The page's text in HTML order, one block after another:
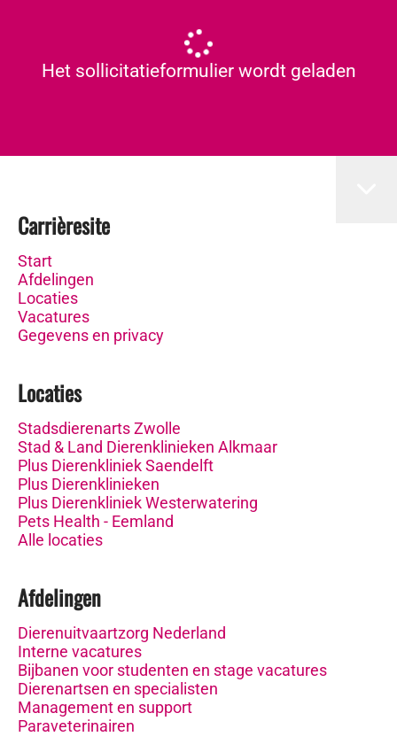
Het sollicitatieformulier wordt geladen
Carrièresite
Start
Afdelingen
Locaties
Vacatures
Gegevens en privacy
Locaties
Stadsdierenarts Zwolle
Stad & Land Dierenklinieken Alkmaar
Plus Dierenkliniek Saendelft
Plus Dierenklinieken
Plus Dierenkliniek Westerwatering
Pets Health - Eemland
Alle locaties
Afdelingen
Dierenuitvaartzorg Nederland
Interne vacatures
Bijbanen voor studenten en stage vacatures
Dierenartsen en specialisten
Management en support
Paraveterinairen